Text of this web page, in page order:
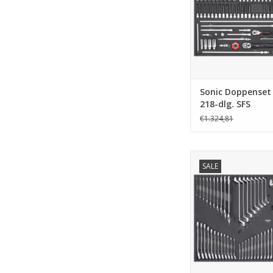
Sonic Doppenset
218-dlg. SFS
€1.324,81
SALE
TOEVOEGEN AAN